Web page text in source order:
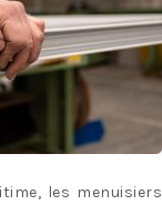
les menuisiers